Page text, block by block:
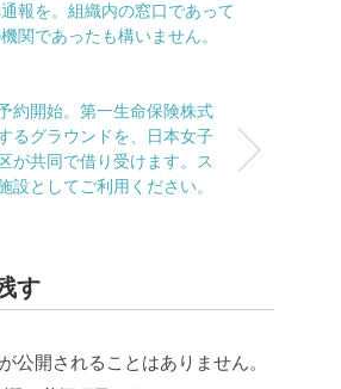
報を。組織内の窓口であって
関であったも構いません。
約開始。第一生命保険株式
るグラウンドを、日本女子
が共同で借り受けます。ス
設としてご利用ください。
す
公開されることはありません。